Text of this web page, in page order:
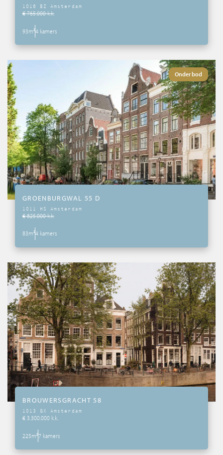
1016 BZ Amsterdam
€ 765.000 k.k.
93m²4 kamers
Onder bod
GROENBURGWAL 55 D
1011 HS Amsterdam
€ 825.000 k.k.
83m²4 kamers
BROUWERSGRACHT 58
1013 GX Amsterdam
€ 3.300.000 k.k.
225m²7 kamers